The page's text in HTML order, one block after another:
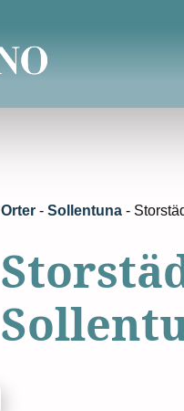
Orter- Sollentuna-